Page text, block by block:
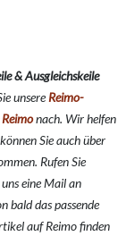
& Ausgleichskeile
unsereReimo-
nach. Wir helfen
Sie auch über
Rufen Sie
eine Mail an
bald das passende
auf Reimo finden